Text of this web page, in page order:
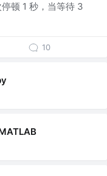
顿 1 秒，当等待 3
10